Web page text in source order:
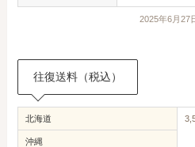
2025年6月27
往復送料（税込）
北海道
沖縄